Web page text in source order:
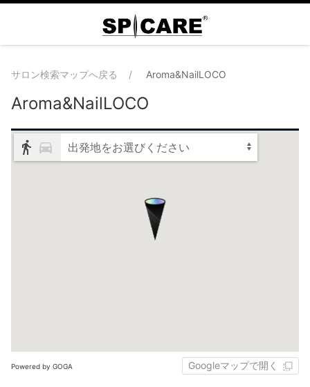
サロン検索マップへ戻る Aroma&NailLOCO
Aroma&NailLOCO
出発地をお選びください
Powered by GOGA Googleマップで開く